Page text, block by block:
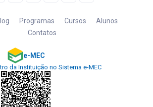
Programas Cursos
Alunos
Contatos
e-MEC
da Instituição no Sistema e-MEC